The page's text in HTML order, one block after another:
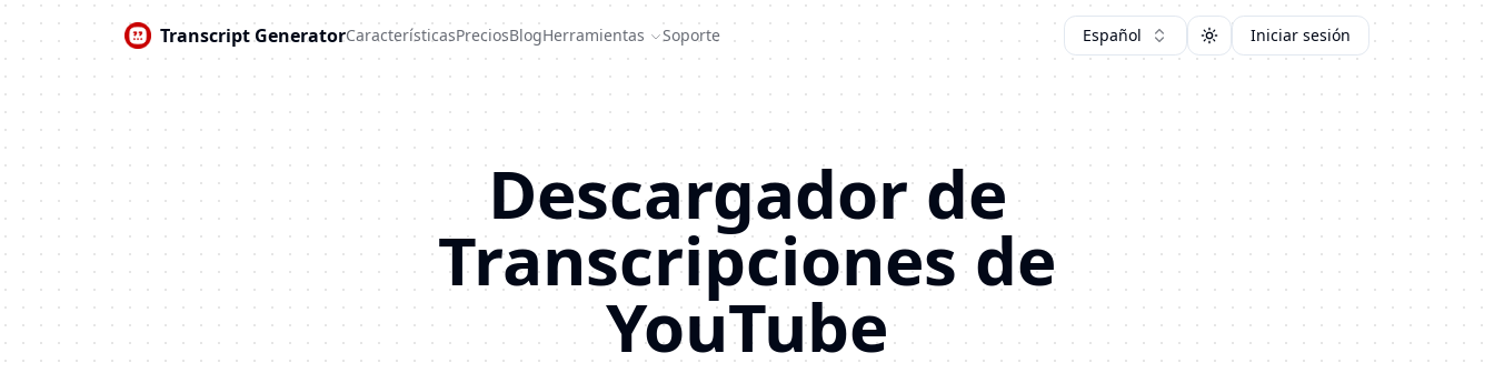
Transcript GeneratorCaracterísticasPreciosBlogHerramientas Soporte Español Toggle theme
Iniciar sesión
Descargador de
Transcripciones de
YouTube